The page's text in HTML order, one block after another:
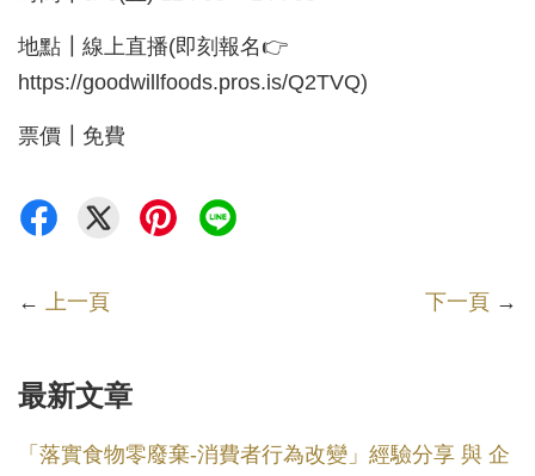
地點┃線上直播(即刻報名👉
https://goodwillfoods.pros.is/Q2TVQ)
票價┃免費
← 上一頁 下一頁 →
最新文章
「落實食物零廢棄-消費者行為改變」經驗分享 與 企